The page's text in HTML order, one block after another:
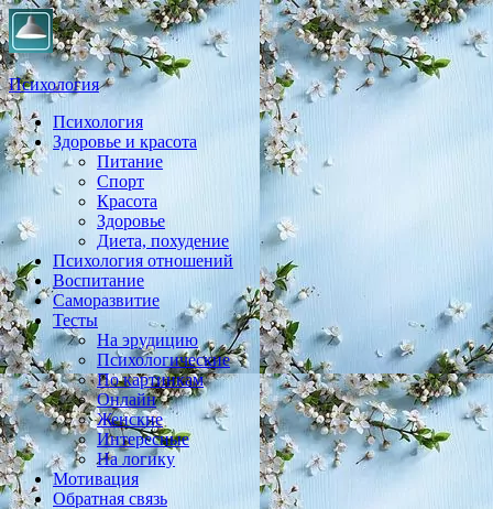
Психология
Практическая психология, личностный рост, экология,
здоровье, воспитание,
Психология
Здоровье и красота
Питание
Спорт
Красота
Здоровье
Диета, похудение
Психология отношений
Воспитание
Саморазвитие
Тесты
На эрудицию
Психологические
По картинкам
Онлайн
Женские
Интересные
На логику
Мотивация
Обратная связь